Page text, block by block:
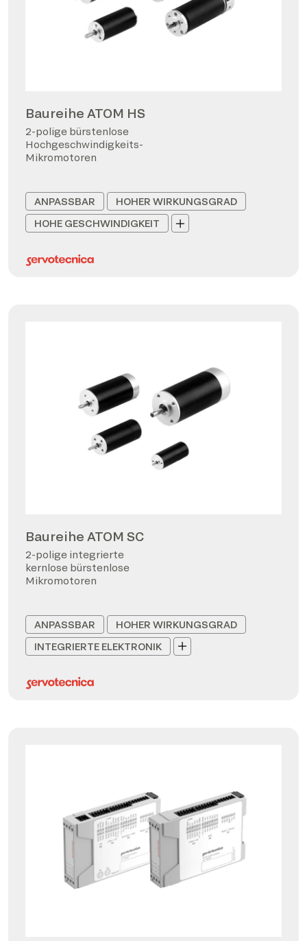
Baureihe ATOM HS
2-polige bürstenlose
Hochgeschwindigkeits-
Mikromotoren
ANPASSBAR
HOHER WIRKUNGSGRAD
HOHE GESCHWINDIGKEIT
Baureihe ATOM SC
2-polige integrierte
kernlose bürstenlose
Mikromotoren
ANPASSBAR
HOHER WIRKUNGSGRAD
INTEGRIERTE ELEKTRONIK